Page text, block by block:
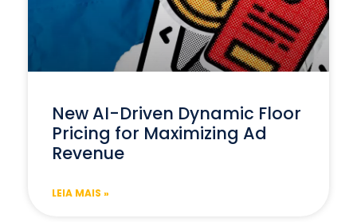
New AI-Driven Dynamic Floor
Pricing for Maximizing Ad
Revenue
LEIA MAIS »